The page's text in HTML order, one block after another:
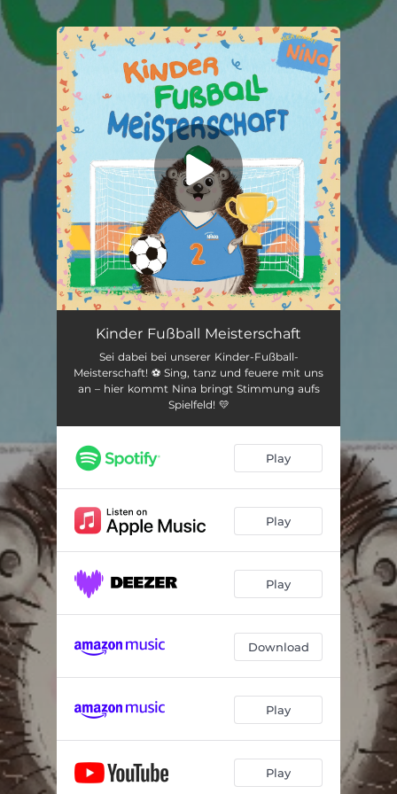
You're all set!
Kinder Fußball Meisterschaft
Kinder Fußball Meisterschaft
Sei dabei bei unserer Kinder-Fußball-
Meisterschaft! ⚽️ Sing, tanz und feuere mit uns
an – hier kommt Nina bringt Stimmung aufs
Spielfeld! 💛
Play
Play
Play
Download
Play
Play
.